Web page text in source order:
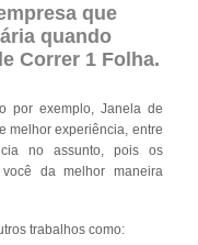
que
quando
Correr 1 Folha.
por exemplo, Janela de
melhor experiência, entre
no assunto, pois os
da melhor maneira
trabalhos como: